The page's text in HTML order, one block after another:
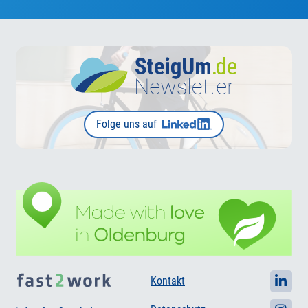
Folge uns auf
Kontakt